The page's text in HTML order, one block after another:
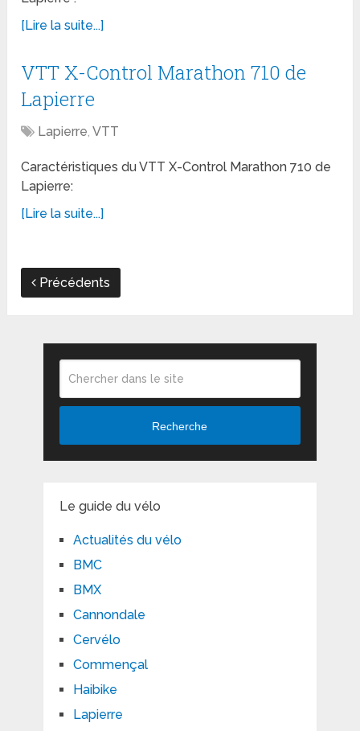
[Lire la suite...]
VTT X-Control Marathon 710 de
Lapierre
Lapierre,VTT
Caractéristiques du VTT X-Control Marathon 710 de
Lapierre:
[Lire la suite...]
Précédents
Recherche
Le guide du vélo
Actualités du vélo
BMC
BMX
Cannondale
Cervélo
Commençal
Haibike
Lapierre